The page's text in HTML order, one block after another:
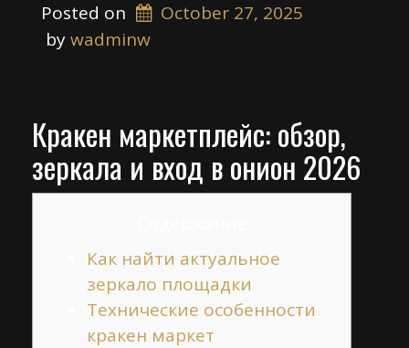
Posted on
October 27, 2025
by wadminw
Кракен маркетплейс: обзор,
зеркала и вход в онион 2026
Как найти актуальное
зеркало площадки
Технические особенности
кракен маркет